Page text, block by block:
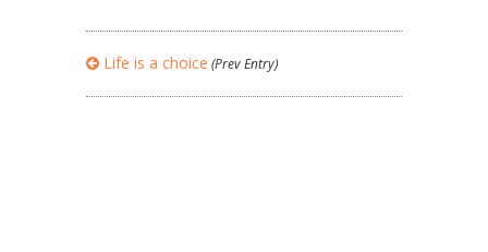
Life is a choice (Prev Entry)